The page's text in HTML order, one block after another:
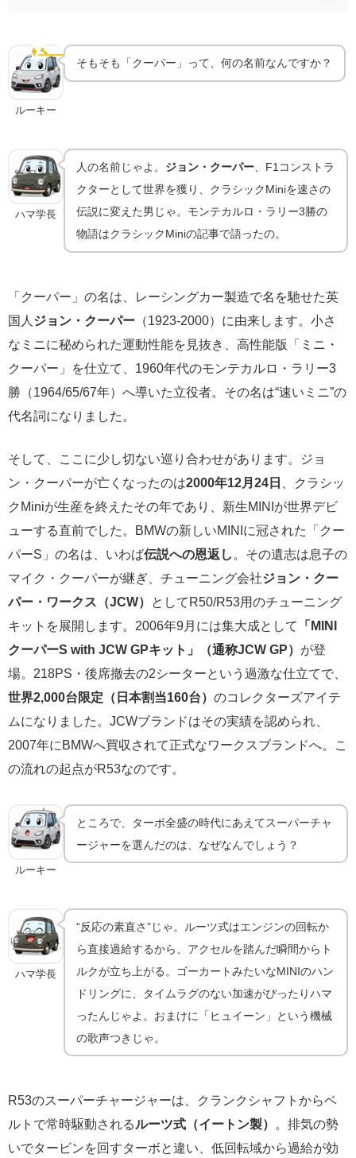
👨‍🔧開発秘話
「クーパー」の名とスーパーチャージャーの選択
ルーキー
そもそも「クーパー」って、何の名前なんですか？
ハマ学長
人の名前じゃよ。 ジョン・クーパー 、F1コンストラ
クターとして世界を獲り、クラシックMiniを速さの
伝説に変えた男じゃ。モンテカルロ・ラリー3勝の
物語はクラシックMiniの記事で語ったの。
「クーパー」の名は、レーシングカー製造で名を馳せた英
国人 ジョン・クーパー （1923-2000）に由来します。小さ
なミニに秘められた運動性能を見抜き、高性能版「ミニ・
クーパー」を仕立て、1960年代のモンテカルロ・ラリー3
勝（1964/65/67年）へ導いた立役者。その名は“速いミニ”の
代名詞になりました。
そして、ここに少し切ない巡り合わせがあります。ジョ
ン・クーパーが亡くなったのは2000年12月24日
、クラシッ
クMiniが生産を終えたその年であり、新生MINIが世界デビ
ューする直前でした。BMWの新しいMINIに冠された「クー
パーS」の名は、いわば伝説への恩返し
。その遺志は息子の
マイク・クーパーが継ぎ、チューニング会社ジョン・クー
パー・ワークス（JCW）
としてR50/R53用のチューニング
キットを展開します。2006年9月には集大成として
「MINI
クーパーS with JCW GPキット」（通称JCW GP） が登
場。218PS・後席撤去の2シーターという過激な仕立てで、
世界2,000台限定（日本割当160台） のコレクターズアイテ
ムになりました。JCWブランドはその実績を認められ、
2007年にBMWへ買収されて正式なワークスブランドへ。こ
の流れの起点がR53なのです。
ルーキー
ところで、ターボ全盛の時代にあえてスーパーチャ
ージャーを選んだのは、なぜなんでしょう？
ハマ学長
“反応の素直さ”じゃ。ルーツ式はエンジンの回転か
ら直接過給するから、アクセルを踏んだ瞬間からト
ルクが立ち上がる。ゴーカートみたいなMINIのハン
ドリングに、タイムラグのない加速がぴったりハマ
ったんじゃよ。おまけに「ヒュイーン」という機械
の歌声つきじゃ。
R53のスーパーチャージャーは、クランクシャフトからベ
ルトで常時駆動される ルーツ式（イートン製）
。排気の勢
いでタービンを回すターボと違い、低回転域から過給が効